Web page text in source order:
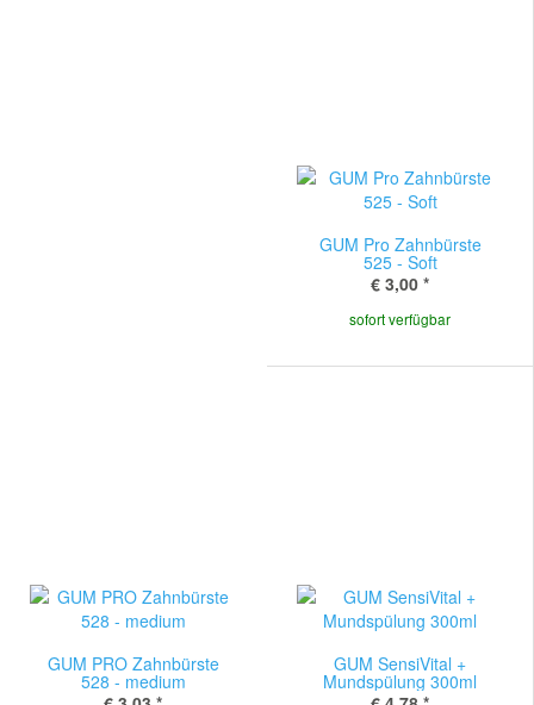
GUM Pro Zahnbürste
525 - Soft
€ 3,00 *
sofort verfügbar
GUM PRO Zahnbürste
528 - medium
GUM SensiVital +
Mundspülung 300ml